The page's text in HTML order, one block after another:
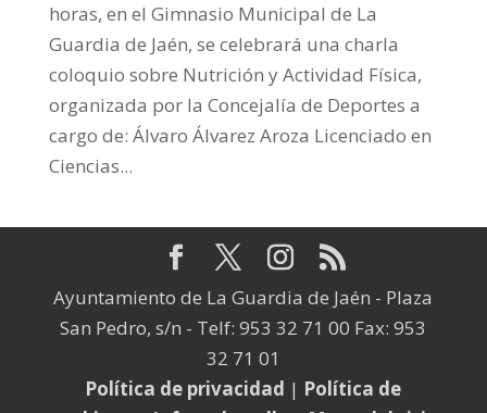
horas, en el Gimnasio Municipal de La
Guardia de Jaén, se celebrará una charla
coloquio sobre Nutrición y Actividad Física,
organizada por la Concejalía de Deportes a
cargo de: Álvaro Álvarez Aroza Licenciado en
Ciencias...
Ayuntamiento de La Guardia de Jaén - Plaza
San Pedro, s/n - Telf: 953 32 71 00 Fax: 953
32 71 01
Política de privacidad | Política de